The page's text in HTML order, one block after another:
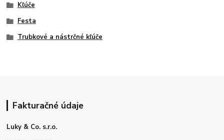
Kľúče
Festa
Trubkové a nástrčné kľúče
Fakturačné údaje
Luky & Co. s.r.o.